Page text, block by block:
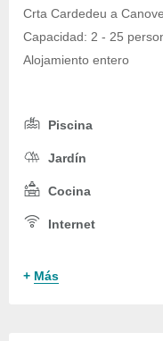
Crta Cardedeu a
Capacidad: 2 - 25
Alojamiento entero
Piscina
Jardín
Cocina
Internet
+ Más